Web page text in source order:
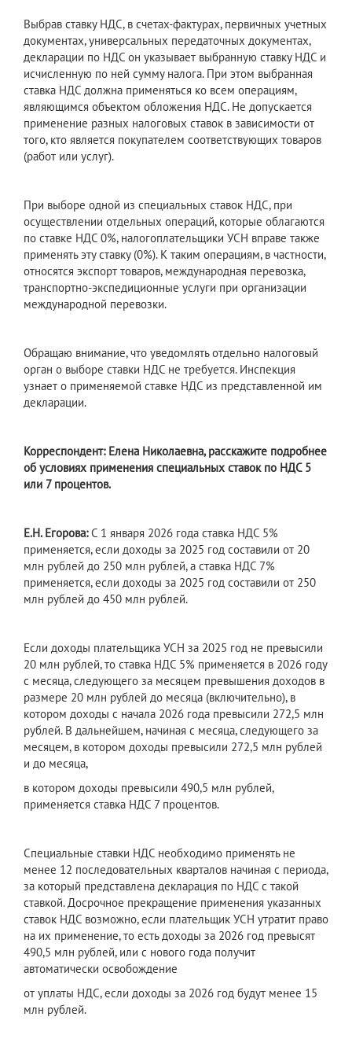
Выбрав ставку НДС, в счетах-фактурах, первичных учетных
документах, универсальных передаточных документах,
декларации по НДС он указывает выбранную ставку НДС и
исчисленную по ней сумму налога. При этом выбранная
ставка НДС должна применяться ко всем операциям,
являющимся объектом обложения НДС. Не допускается
применение разных налоговых ставок в зависимости от
того, кто является покупателем соответствующих товаров
(работ или услуг).
При выборе одной из специальных ставок НДС, при
осуществлении отдельных операций, которые облагаются
по ставке НДС 0%, налогоплательщики УСН вправе также
применять эту ставку (0%). К таким операциям, в частности,
относятся экспорт товаров, международная перевозка,
транспортно-экспедиционные услуги при организации
международной перевозки.
Обращаю внимание, что уведомлять отдельно налоговый
орган о выборе ставки НДС не требуется. Инспекция
узнает о применяемой ставке НДС из представленной им
декларации.
Корреспондент: Елена Николаевна, расскажите подробнее
об условиях применения специальных ставок по НДС 5
или 7 процентов.
Е.Н. Егорова:С 1 января 2026 года ставка НДС 5%
применяется, если доходы за 2025 год составили от 20
млн рублей до 250 млн рублей, а ставка НДС 7%
применяется, если доходы за 2025 год составили от 250
млн рублей до 450 млн рублей.
Если доходы плательщика УСН за 2025 год не превысили
20 млн рублей, то ставка НДС 5% применяется в 2026 году
с месяца, следующего за месяцем превышения доходов в
размере 20 млн рублей до месяца (включительно), в
котором доходы с начала 2026 года превысили 272,5 млн
рублей. В дальнейшем, начиная с месяца, следующего за
месяцем, в котором доходы превысили 272,5 млн рублей
и до месяца,
в котором доходы превысили 490,5 млн рублей,
применяется ставка НДС 7 процентов.
Специальные ставки НДС необходимо применять не
менее 12 последовательных кварталов начиная с периода,
за который представлена декларация по НДС с такой
ставкой. Досрочное прекращение применения указанных
ставок НДС возможно, если плательщик УСН утратит право
на их применение, то есть доходы за 2026 год превысят
490,5 млн рублей, или с нового года получит
автоматически освобождение
от уплаты НДС, если доходы за 2026 год будут менее 15
млн рублей.